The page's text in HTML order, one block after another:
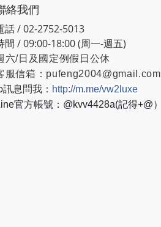
絡我們
話 / 02-2752-5013
間 / 09:00-18:00 (周一-週五)
六/日及國定例假日公休
服信箱： pufeng2004@gmail.com
訊息問我： http://m.me/vw2luxe
官方帳號：@kvv4428a(記得+@）